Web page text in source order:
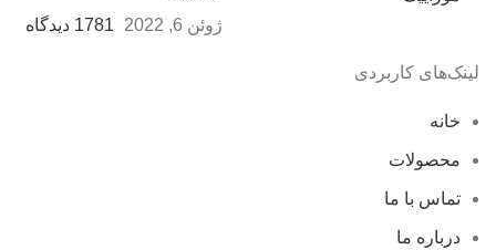
ژوئن 6, 2022
1781 دیدگاه
لینک‌های کاربردی
خانه
محصولات
تماس با ما
درباره ما